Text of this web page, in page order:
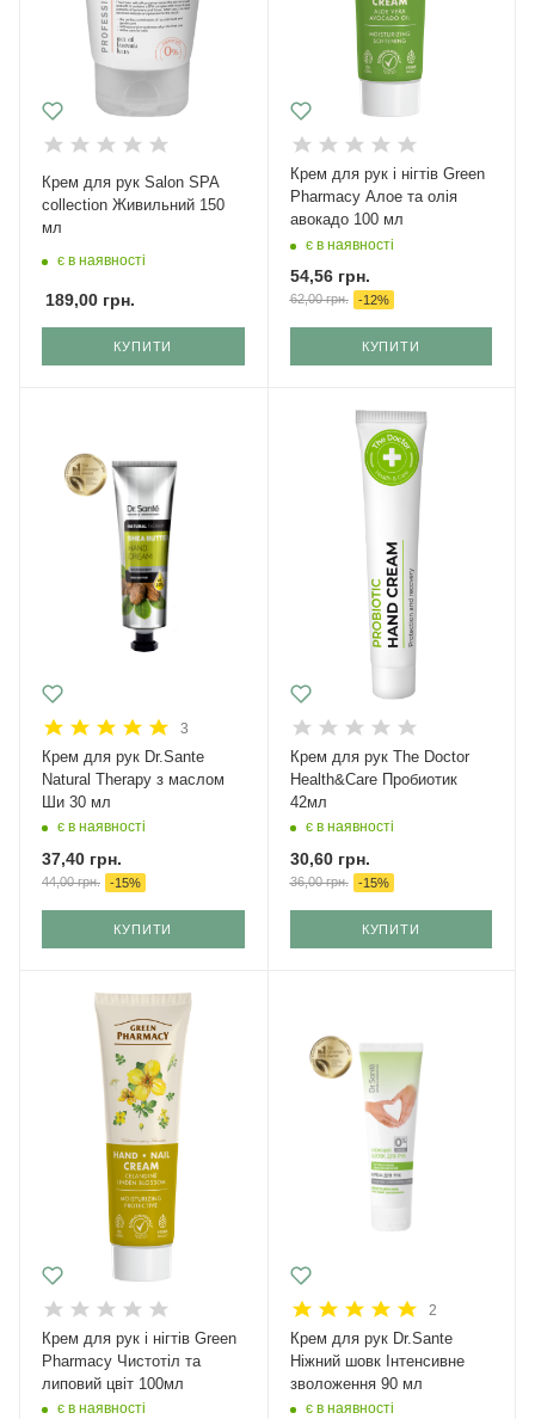
Крем для рук Salon SPA
collection Живильний 150
мл
є в наявності
189,00 грн.
КУПИТИ
Крем для рук і нігтів Green
Pharmacy Алое та олія
авокадо 100 мл
є в наявності
54,56грн.
62,00грн. -12%
КУПИТИ
3
Крем для рук Dr.Sante
Natural Therapy з маслом
Ши 30 мл
є в наявності
37,40 грн.
44,00грн. -15%
КУПИТИ
Крем для рук The Doctor
Health&Care Пробиотик
42мл
є в наявності
30,60грн.
36,00грн. -15%
КУПИТИ
Крем для рук і нігтів Green
Pharmacy Чистотіл та
липовий цвіт 100мл
є в наявності
2
Крем для рук Dr.Sante
Ніжний шовк Інтенсивне
зволоження 90 мл
є в наявності